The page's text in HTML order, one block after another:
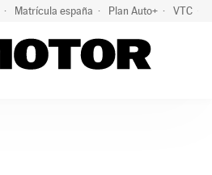
Matrícula españa Plan Auto+ VTC